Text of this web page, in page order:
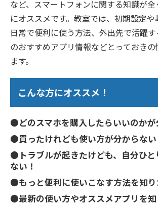
など、スマートフォンに関する知識が
にオススメです。教室では、初期設定や
日常で便利に使う方法、外出先で活躍
のおすすめアプリ情報などとっておき
ます。
こんな方にオススメ！
●どのスマホを購入したらいいのかが
●買ったけれども使い方が分からない
●トラブルが起きたけども、自分ひと
ない！
●もっと便利に使いこなす方法を知り
●最新の使い方やオススメアプリを知